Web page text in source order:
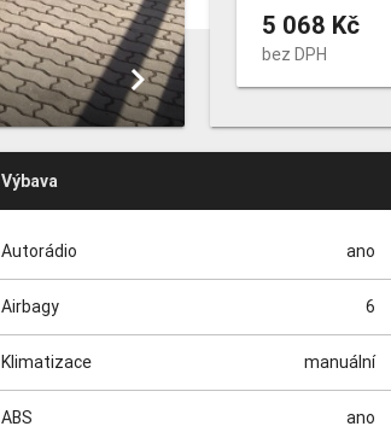
keyboard_arrow_right
5 068 Kč
bez DPH
Výbava
Autorádio ano
Airbagy 6
Klimatizace manuální
ABS ano